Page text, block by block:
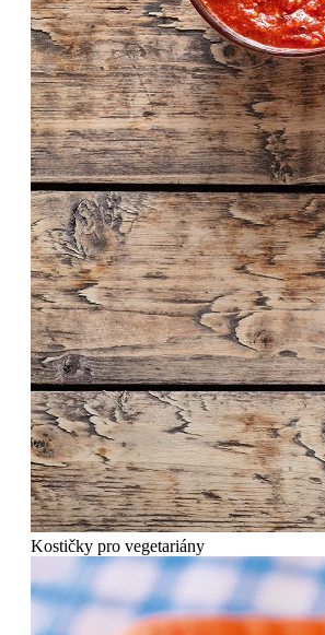
Kostičky pro vegetariány